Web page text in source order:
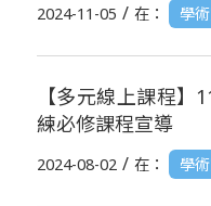
2024-11-05 / 在： 學
【多元線上課程】
練必修課程宣導
2024-08-02 / 在： 學